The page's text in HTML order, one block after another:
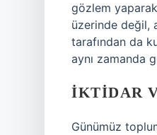
gözlem
üzerinde değil,
tarafından da
aynı zamanda
İKTIDAR
Günümüz